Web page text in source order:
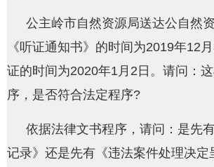
公主岭市自然资源局送达公自然
《听证通知书》的时间为2019年12
证的时间为2020年1月2日。请问：
序，是否符合法定程序?
依据法律文书程序，请问：是先
记录》还是先有《违法案件处理决定